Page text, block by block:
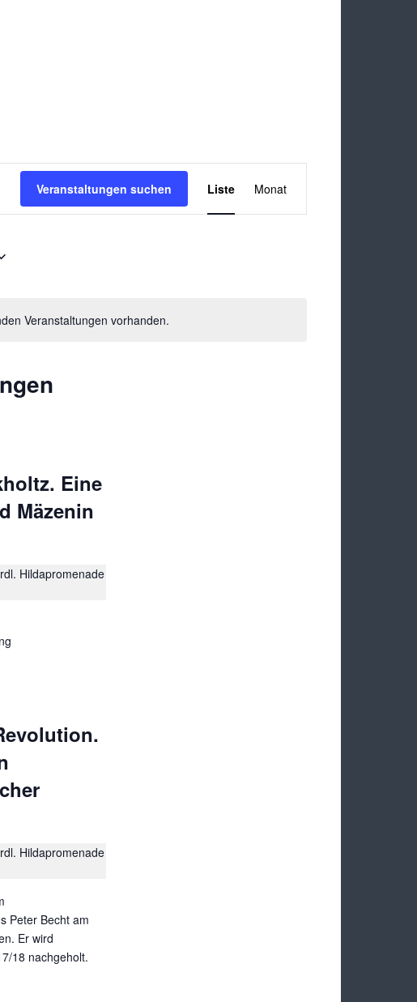
Veranstaltungen vorhanden.
Veranstaltungen suchen
Ansichten-
Liste Monat
Eine
Mäzenin
Hildapromenade
Hildapromenade
Peter Becht am
Er wird
18 nachgeholt.